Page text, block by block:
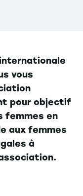
vous
pour objectif
femmes en
aux femmes
à